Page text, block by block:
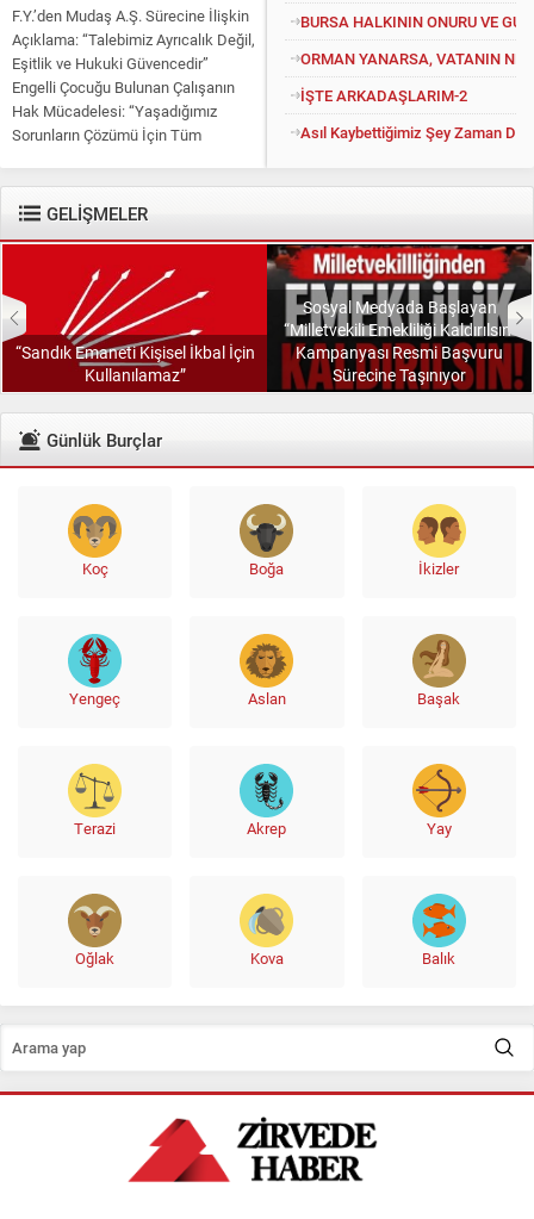
F.Y.’den Mudaş A.Ş. Sürecine İlişkin
Açıklama: “Talebimiz Ayrıcalık Değil,
Eşitlik ve Hukuki Güvencedir”
Engelli Çocuğu Bulunan Çalışanın
Hak Mücadelesi: “Yaşadığımız
Sorunların Çözümü İçin Tüm
çalışma hayatında yaşadığını
belirttiği hak kayıpları, eşitsiz
uygulamalar ve sosyal haklardan
BURSA HALKININ ONURU VE
ORMAN YANARSA, VATANIN
İŞTE ARKADAŞLARIM-2
Asıl Kaybettiğimiz Şey Zaman
GELİŞMELER
“Sandık Emaneti Kişisel İkbal İçin
Kullanılamaz”
Sosyal Medyada Başlayan
“Milletvekili Emekliliği Kaldırılsın”
Kampanyası Resmi Başvuru
Sürecine Taşınıyor
Günlük Burçlar
Koç Boğa İkizler
Yengeç Aslan Başak
Terazi Akrep Yay
Oğlak Kova Balık